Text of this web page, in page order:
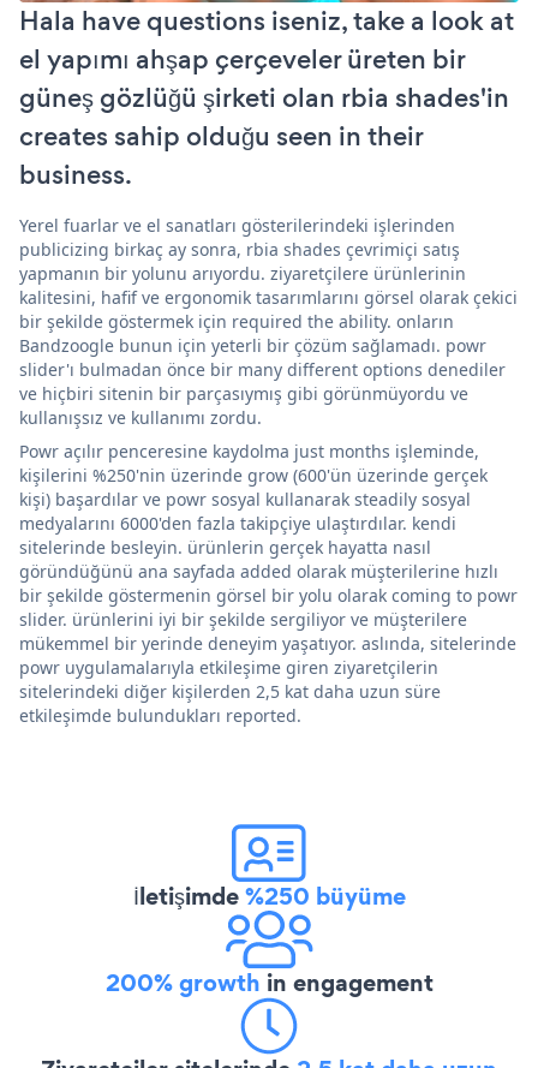
Hala have questions iseniz, take a look at
el yapımı ahşap çerçeveler üreten bir
güneş gözlüğü şirketi olan rbia shades'in
creates sahip olduğu seen in their
business.
Yerel fuarlar ve el sanatları gösterilerindeki işlerinden
publicizing birkaç ay sonra, rbia shades çevrimiçi satış
yapmanın bir yolunu arıyordu. ziyaretçilere ürünlerinin
kalitesini, hafif ve ergonomik tasarımlarını görsel olarak çekici
bir şekilde göstermek için required the ability. onların
Bandzoogle bunun için yeterli bir çözüm sağlamadı. powr
slider'ı bulmadan önce bir many different options denediler
ve hiçbiri sitenin bir parçasıymış gibi görünmüyordu ve
kullanışsız ve kullanımı zordu.
Powr açılır penceresine kaydolma just months işleminde,
kişilerini %250'nin üzerinde grow (600'ün üzerinde gerçek
kişi) başardılar ve powr sosyal kullanarak steadily sosyal
medyalarını 6000'den fazla takipçiye ulaştırdılar. kendi
sitelerinde besleyin. ürünlerin gerçek hayatta nasıl
göründüğünü ana sayfada added olarak müşterilerine hızlı
bir şekilde göstermenin görsel bir yolu olarak coming to powr
slider. ürünlerini iyi bir şekilde sergiliyor ve müşterilere
mükemmel bir yerinde deneyim yaşatıyor. aslında, sitelerinde
powr uygulamalarıyla etkileşime giren ziyaretçilerin
sitelerindeki diğer kişilerden 2,5 kat daha uzun süre
etkileşimde bulundukları reported.
İletişimde%250 büyüme
200% growth in engagement